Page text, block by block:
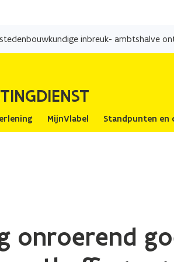
MijnVlabel Standpunten en
onroerend